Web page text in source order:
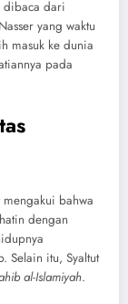
dibaca dari
yang waktu
masuk ke dunia
pada
bahwa
dengan
Selain itu, Syaltut
al-Islamiyah.